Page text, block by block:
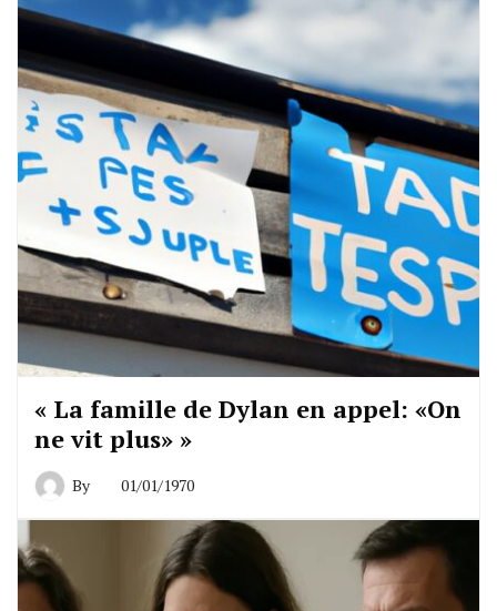
« La famille de Dylan en appel: «On
ne vit plus» »
By 01/01/1970